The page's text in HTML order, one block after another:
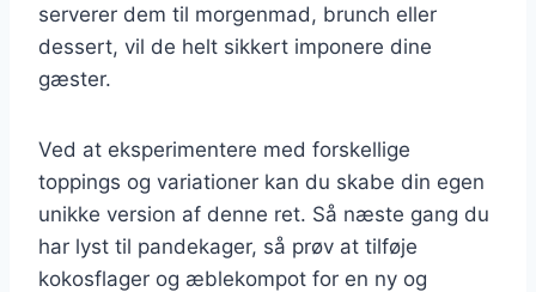
serverer dem til morgenmad, brunch eller
dessert, vil de helt sikkert imponere dine
gæster.
Ved at eksperimentere med forskellige
toppings og variationer kan du skabe din egen
unikke version af denne ret. Så næste gang du
har lyst til pandekager, så prøv at tilføje
kokosflager og æblekompot for en ny og